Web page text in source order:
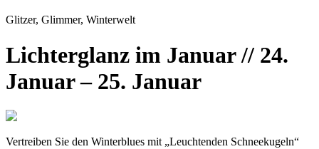
Glitzer, Glimmer, Winterwelt
Lichterglanz im Januar // 24.
Januar – 25. Januar
Vertreiben Sie den Winterblues mit „Leuchtenden Schneekugeln“